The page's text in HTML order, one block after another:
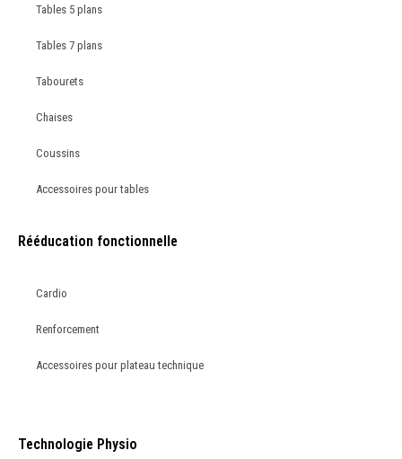
Tables 5 plans
Tables 7 plans
Tabourets
Chaises
Coussins
Accessoires pour tables
Rééducation fonctionnelle
Cardio
Renforcement
Accessoires pour plateau technique
Technologie Physio